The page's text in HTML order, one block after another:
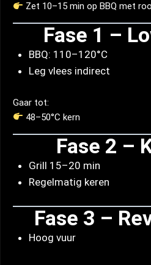
Zet 10–15 min op BBQ met
Fase 1 –
BBQ: 110–120°C
Leg vlees indirect
Gaar tot:
48–50°C kern
Fase 2 –
Grill 15–20 min
Regelmatig keren
Fase 3 –
Hoog vuur